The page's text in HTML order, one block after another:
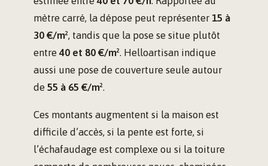
mètre carré, la dépose peut représenter 15 à
30 €/m², tandis que la pose se situe plutôt
entre40 et 80 €/m². Helloartisan indique
aussi une pose de couverture seule autour
de 55 à 65 €/m².
Ces montants augmentent si la maison est
difficile d’accès, si la pente est forte, si
l’échafaudage est complexe ou si la toiture